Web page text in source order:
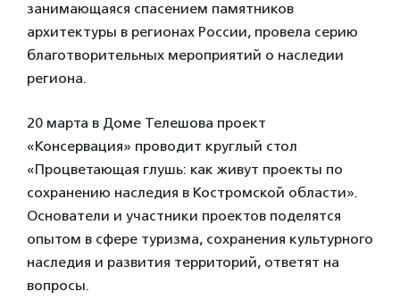
занимающаяся спасением памятников
архитектуры в регионах России, провела серию
благотворительных мероприятий о наследии
региона.
20 марта в Доме Телешова проект
«Консервация» проводит круглый стол
«Процветающая глушь: как живут проекты по
сохранению наследия в Костромской области».
Основатели и участники проектов поделятся
опытом в сфере туризма, сохранения культурного
наследия и развития территорий, ответят на
вопросы.